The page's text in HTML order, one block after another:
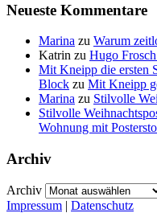
Neueste Kommentare
Marina zu Warum
Katrin zu Hugo
Mit Kneipp die ersten
Block zu Mit Kneipp
Marina zu Stilvolle
Stilvolle
Wohnung mit
Archiv
Archiv
Impressum | Datenschutz